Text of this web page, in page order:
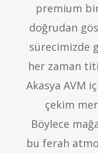
premium
doğrudan
sürecimizde
her zaman
Akasya AVM
çekim
Böylece
bu ferah